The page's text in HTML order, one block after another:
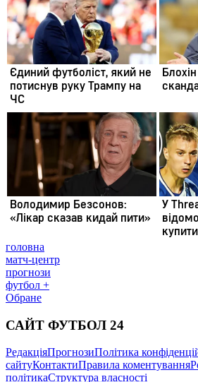
головна
матч-центр
прогнози
футбол +
Обране
САЙТ ФУТБОЛ 24
РедакціяПрогнозиПолітика
сайтуКонтактиПравила коментування
політикаСтруктура власності